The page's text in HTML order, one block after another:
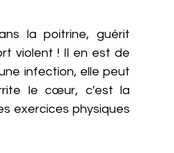
la poitrine, guérit
violent ! Il en est de
infection, elle peut
le cœur, c'est la
exercices physiques